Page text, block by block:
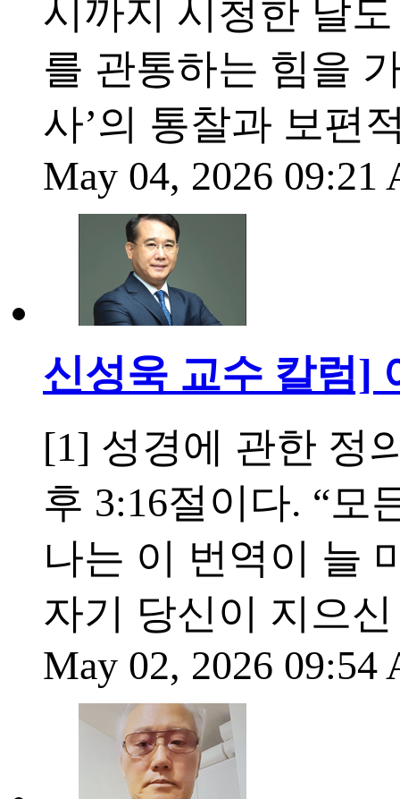
시까지 시청한 날
를 관통하는 힘을
사’의 통찰과 보편
May 04, 2026 09:21
신성욱 교수 칼럼]
[1] 성경에 관한 정
후 3:16절이다. “모
나는 이 번역이 늘
자기 당신이 지으
May 02, 2026 09:54